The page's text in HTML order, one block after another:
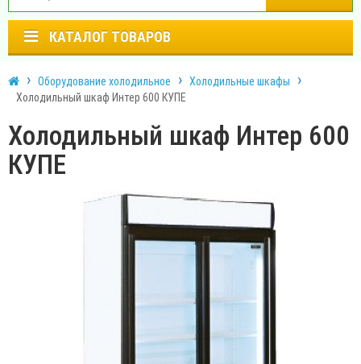
КАТАЛОГ ТОВАРОВ
Оборудование холодильное
Холодильные шкафы
Холодильный шкаф Интер 600 КУПЕ
Холодильный шкаф Интер 600
КУПЕ